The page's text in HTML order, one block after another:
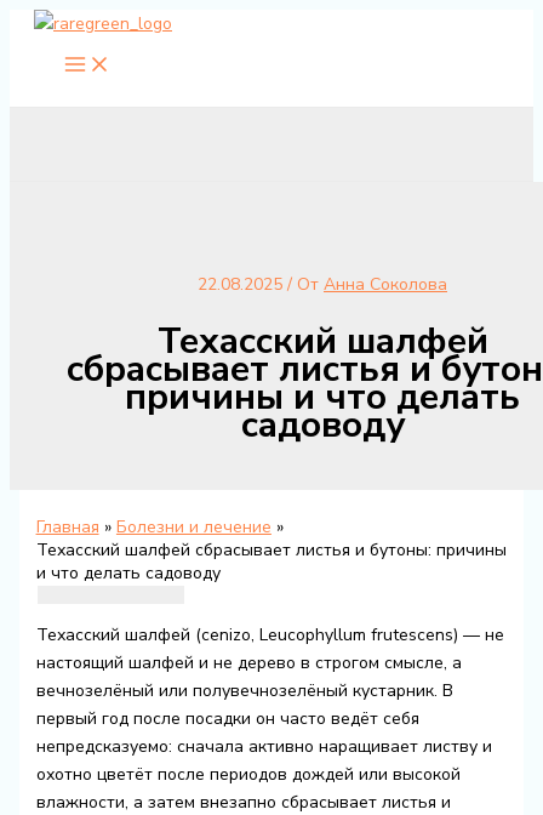
Перейти
содержимому
22.08.2025 / От Анна Соколова
Техасский шалфей
сбрасывает листья и
причины и что делать
садоводу
Главная
Болезни и лечение
Техасский шалфей сбрасывает листья и бутоны: причины
и что делать садоводу
Техасский шалфей (cenizo, Leucophyllum frutescens) — не
настоящий шалфей и не дерево в строгом смысле, а
вечнозелёный или полувечнозелёный кустарник. В
первый год после посадки он часто ведёт себя
непредсказуемо: сначала активно наращивает листву и
охотно цветёт после периодов дождей или высокой
влажности, а затем внезапно сбрасывает листья и